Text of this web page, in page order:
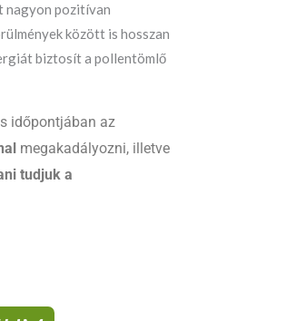
nagyon pozitívan
között is hosszan
biztosít a pollentömlő
időpontjában az
megakadályozni, illetve
tudjuk a